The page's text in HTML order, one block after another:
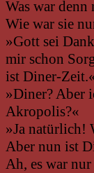
Was war
Wie war sie
»Gott sei
mir schon
ist Diner-
»Diner? Aber
Akropolis?«
»Ja natürlich!
Aber nun ist
Ah, es war